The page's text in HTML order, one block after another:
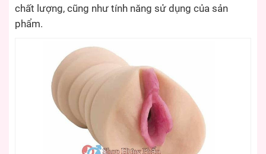
chất lượng, cũng như tính năng sử dụng của sản
phẩm.